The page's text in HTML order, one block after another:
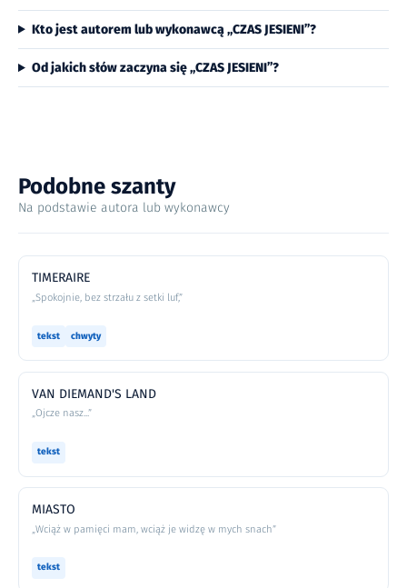
Kto jest autorem lub wykonawcą „CZAS JESIENI”?
Od jakich słów zaczyna się „CZAS JESIENI”?
Podobne szanty
Na podstawie autora lub wykonawcy
TIMERAIRE
„Spokojnie, bez strzału z setki luf,”
tekst chwyty
VAN DIEMAND'S LAND
„Ojcze nasz...”
tekst
MIASTO
„Wciąż w pamięci mam, wciąż je widzę w mych snach”
tekst